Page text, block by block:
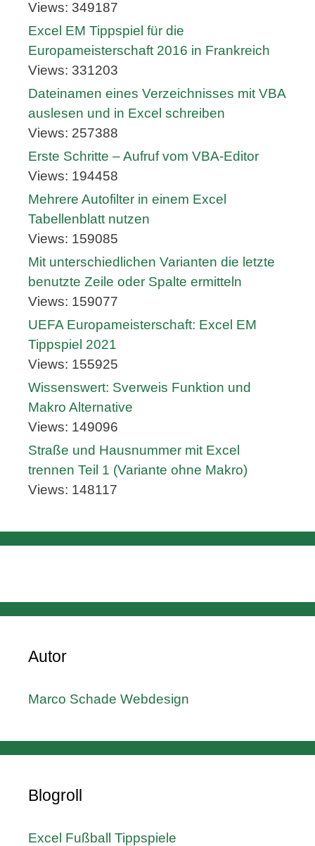
Views: 349187
Excel EM Tippspiel für die
Europameisterschaft 2016 in Frankreich
Views: 331203
Dateinamen eines Verzeichnisses mit VBA
auslesen und in Excel schreiben
Views: 257388
Erste Schritte – Aufruf vom VBA-Editor
Views: 194458
Mehrere Autofilter in einem Excel
Tabellenblatt nutzen
Views: 159085
Mit unterschiedlichen Varianten die letzte
benutzte Zeile oder Spalte ermitteln
Views: 159077
UEFA Europameisterschaft: Excel EM
Tippspiel 2021
Views: 155925
Wissenswert: Sverweis Funktion und
Makro Alternative
Views: 149096
Straße und Hausnummer mit Excel
trennen Teil 1 (Variante ohne Makro)
Views: 148117
Autor
Marco Schade Webdesign
Blogroll
Excel Fußball Tippspiele